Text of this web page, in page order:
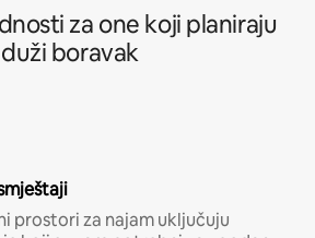
za one koji planiraju
duži boravak
prostori za najam uključuju